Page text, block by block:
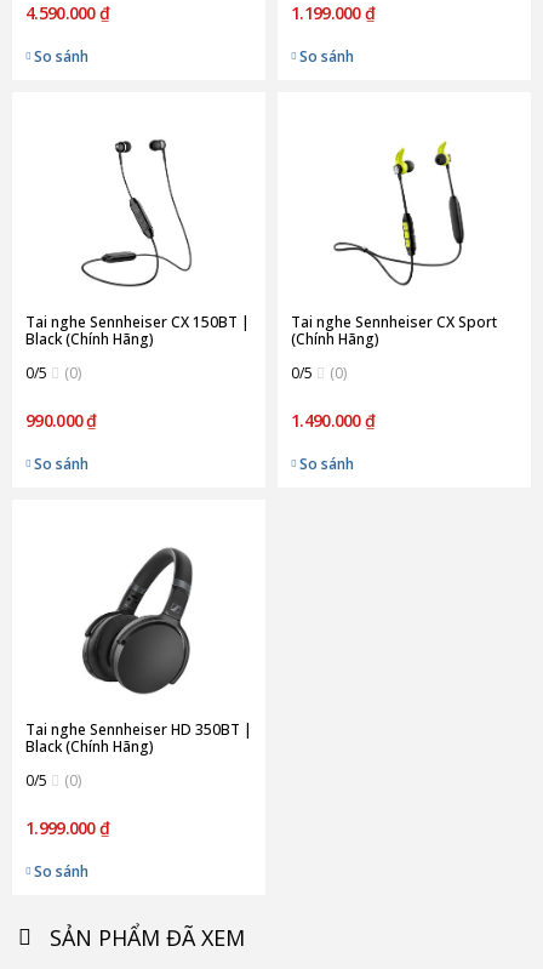
4.590.000 ₫
So sánh
1.199.000 ₫
So sánh
Tai nghe Sennheiser CX 150BT |
Black (Chính Hãng)
0/5
(0)
990.000 ₫
So sánh
Tai nghe Sennheiser CX Sport
(Chính Hãng)
0/5
(0)
1.490.000 ₫
So sánh
Tai nghe Sennheiser HD 350BT |
Black (Chính Hãng)
0/5
(0)
1.999.000 ₫
So sánh
SẢN PHẨM ĐÃ XEM